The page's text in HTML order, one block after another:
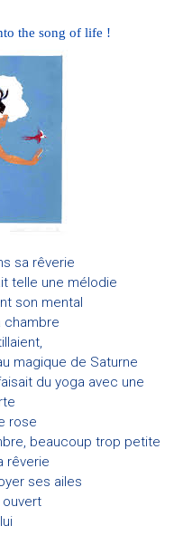
the song of life !
sa rêverie
telle une mélodie
son mental
chambre
magique de Saturne
du yoga avec une
rose
beaucoup trop petite
rêverie
ses ailes
ouvert